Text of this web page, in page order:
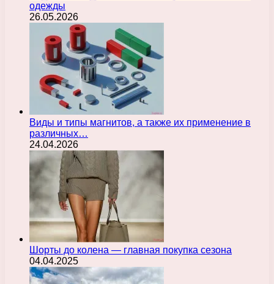
одежды
26.05.2026
Виды и типы магнитов, а также их применение в
различных…
24.04.2026
Шорты до колена — главная покупка сезона
04.04.2025